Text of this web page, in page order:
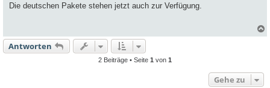
i
Die deutschen Pakete stehen jetzt auch zur Verfügung.
a
Antworten
2 Beiträge • Seite 1 von 1
Gehe zu